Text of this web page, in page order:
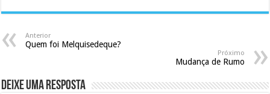
Anterior
Quem foi Melquisedeque?
Próximo
Mudança de Rumo
Deixe uma resposta